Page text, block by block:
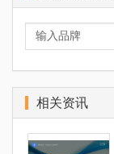
相关资讯